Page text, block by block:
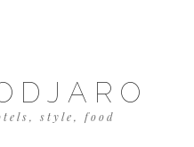
style, food